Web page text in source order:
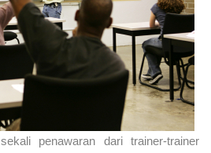
penawaran dari trainer-trainer